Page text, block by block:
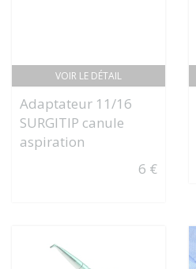
VOIR LE DÉTAIL
Adaptateur 11/16
SURGITIP canule
aspiration
6 €